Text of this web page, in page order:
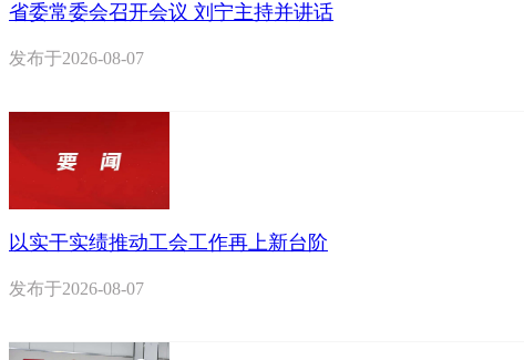
省委常委会召开会议 刘宁主持并讲话
发布于2026-08-07
以实干实绩推动工会工作再上新台阶
发布于2026-08-07